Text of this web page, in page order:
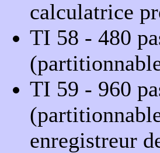
calculatrice
TI 58 - 480
TI 59 - 960
enregistreur